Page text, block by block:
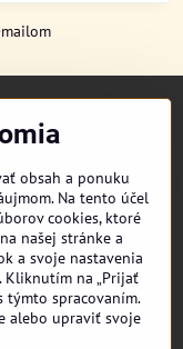
obsah a ponuku
Na tento účel
cookies, ktoré
našej stránke a
a svoje nastavenia
na „Prijať
týmto spracovaním.
alebo upraviť svoje